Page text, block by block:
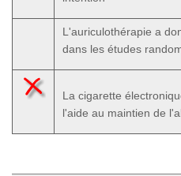
L'auriculothérapie a
dans les études
La cigarette
l'aide au maintien de